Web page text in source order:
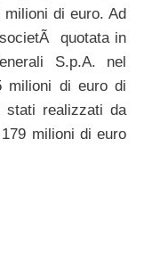
di euro. Ad
quotata in
S.p.A. nel
milioni di euro di
realizzati da
milioni di euro